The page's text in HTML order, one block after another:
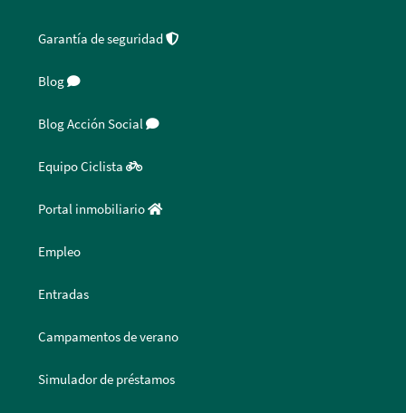
Garantía de seguridad
Blog
Blog Acción Social
Equipo Ciclista
Portal inmobiliario
Empleo
Entradas
Campamentos de verano
Simulador de préstamos